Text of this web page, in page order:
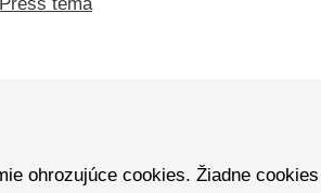
ohrozujúce cookies. Žiadne